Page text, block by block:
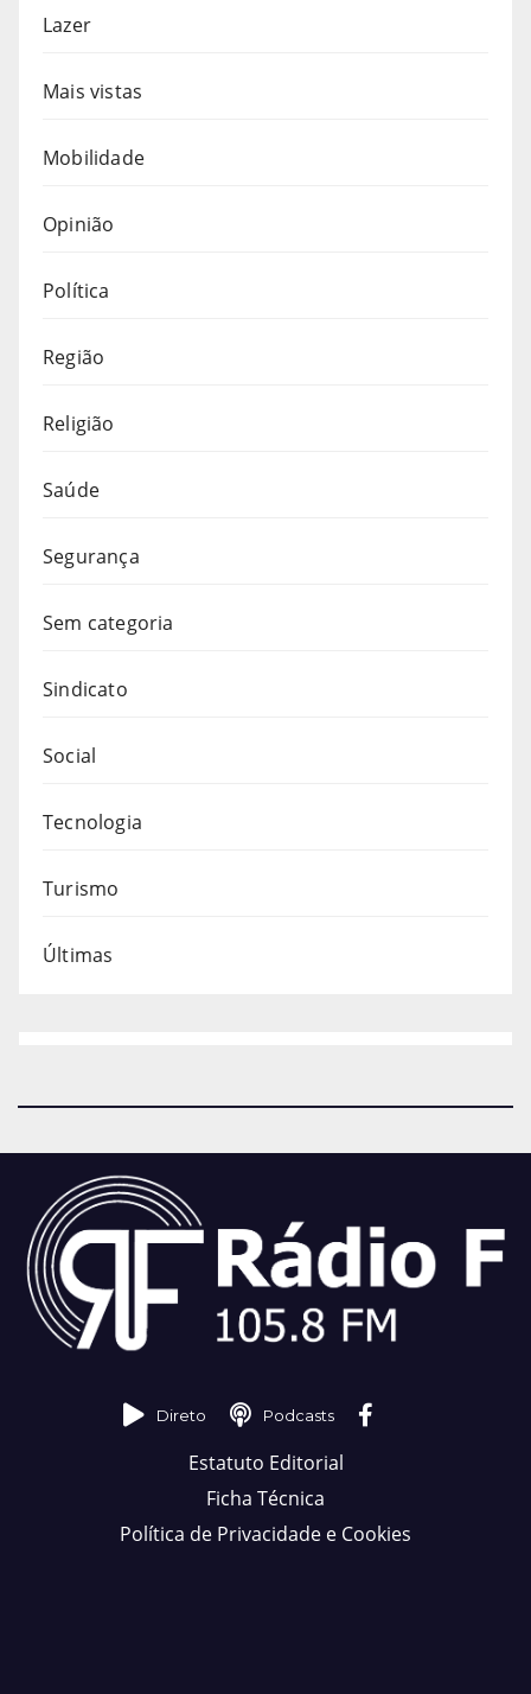
Lazer
Mais vistas
Mobilidade
Opinião
Política
Região
Religião
Saúde
Segurança
Sem categoria
Sindicato
Social
Tecnologia
Turismo
Últimas
Direto Podcasts
Estatuto Editorial
Ficha Técnica
Política de Privacidade e Cookies